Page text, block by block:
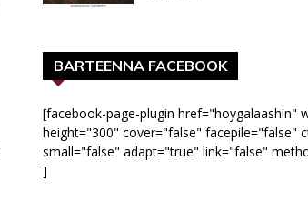
BARTEENNA FACEBOOK
[facebook-page-plugin href="hoygalaashin"
height="300" cover="false" facepile="false"
small="false" adapt="true" link="false"
]